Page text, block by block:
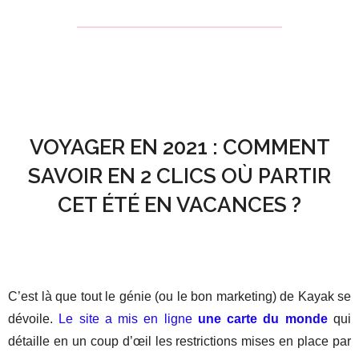
VOYAGER EN 2021 : COMMENT
SAVOIR EN 2 CLICS OÙ PARTIR
CET ÉTÉ EN VACANCES ?
C’est là que tout le génie (ou le bon marketing) de Kayak se
dévoile.
Le site a mis en ligne une carte du mondequi
détaille en un coup d’œil les restrictions mises en place par